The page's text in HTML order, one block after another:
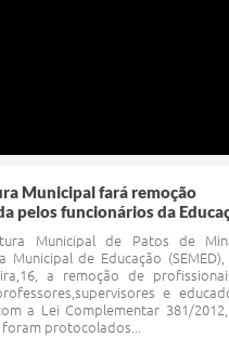
Municipal fará remoção
pelos funcionários da
Municipal de Patos de
Municipal de Educação
a remoção de
e
a Lei Complementar 381/
protocolados...